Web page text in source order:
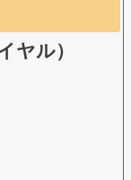
ヤル）